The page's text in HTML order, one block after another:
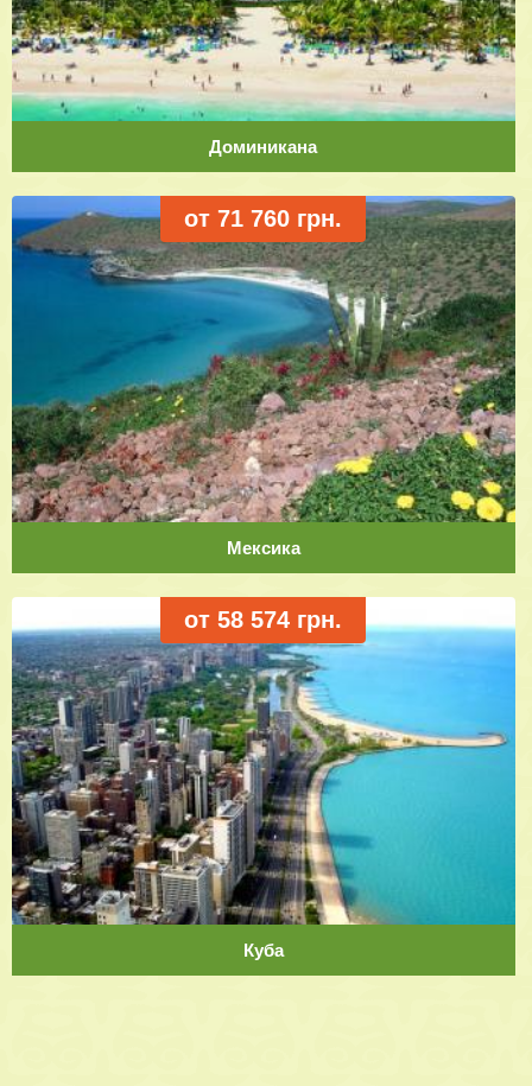
Доминикана
от 71 760 грн.
Мексика
от 58 574 грн.
Куба